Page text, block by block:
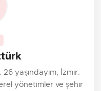
yaşındayım, İzmir.
yönetimler ve şehir